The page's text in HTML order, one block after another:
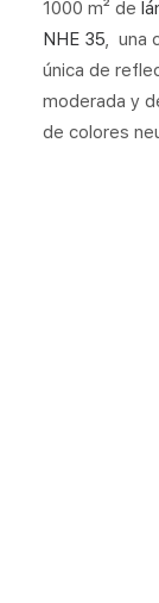
1000 m² de
NHE 35, una
única de
moderada y
de colores